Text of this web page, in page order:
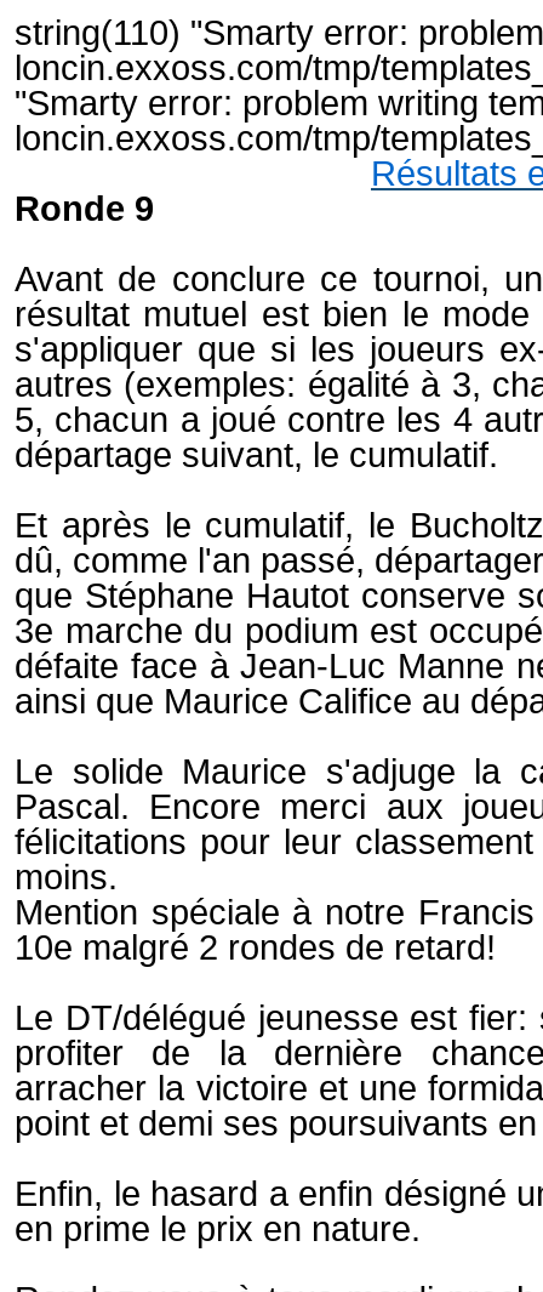
string(110) "Smarty error:
loncin.exxoss.com/tmp/
"Smarty error: problem writing
loncin.exxoss.com/tmp/
Résultats
Ronde 9
Avant de conclure ce tournoi,
résultat mutuel est bien le
s'appliquer que si les joueurs
autres (exemples: égalité à 3,
5, chacun a joué contre les 4
départage suivant, le cumulatif.
Et après le cumulatif, le
dû, comme l'an passé,
que Stéphane Hautot conserve
3e marche du podium est
défaite face à Jean-Luc Manne
ainsi que Maurice Califice au
Le solide Maurice s'adjuge la
Pascal. Encore merci aux
félicitations pour leur
moins.
Mention spéciale à notre
10e malgré 2 rondes de retard!
Le DT/délégué jeunesse est
profiter de la dernière
arracher la victoire et une
point et demi ses poursuivants
Enfin, le hasard a enfin désigné
en prime le prix en nature.